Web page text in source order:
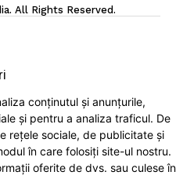
All Rights Reserved.
conținutul și anunțurile,
și pentru a analiza traficul. De
rețele sociale, de publicitate și
în care folosiți site-ul nostru.
oferite de dvs. sau culese în